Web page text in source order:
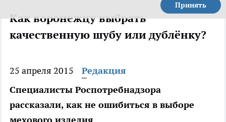
Принять
Как воронежцу выбрать
качественную шубу или дублёнку?
25 апреля 2015
Редакция
Специалисты Роспотребнадзора
рассказали, как не ошибиться в выборе